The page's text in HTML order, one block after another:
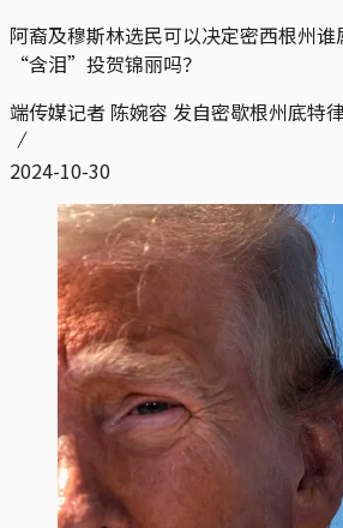
阿裔及穆斯林选民可以决定密西根州
“含泪”投贺锦丽吗？
端传媒记者 陈婉容 发自密歇根州底特
2024-10-30